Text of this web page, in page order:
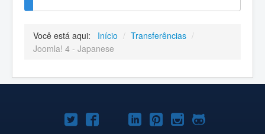
Você está aqui: Início / Transferências /
Joomla! 4 - Japanese
Joomla!Joomla!Joomla!
Joomla!Joomla!
Joomla!Joomla!